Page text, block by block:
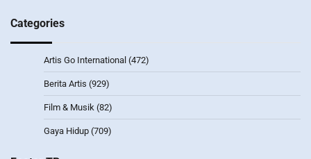
Categories
Artis Go International (472)
Berita Artis (929)
Film & Musik (82)
Gaya Hidup (709)